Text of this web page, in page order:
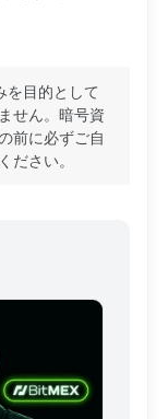
を目的として
せん。暗号資
前に必ずご自
ださい。